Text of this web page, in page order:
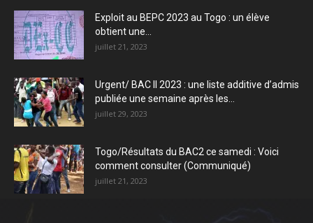
Exploit au BEPC 2023 au Togo : un élève
obtient une...
juillet 21, 2023
Urgent/ BAC II 2023 : une liste additive d’admis
publiée une semaine après les...
juillet 29, 2023
Togo/Résultats du BAC2 ce samedi : Voici
comment consulter (Communiqué)
juillet 21, 2023